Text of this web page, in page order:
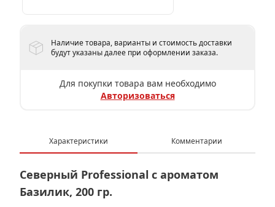
Наличие товара, варианты и стоимость доставки
будут указаны далее при оформлении заказа.
Для покупки товара вам необходимо
Авторизоваться
Характеристики Комментарии
Северный Professional с ароматом
Базилик, 200 гр.